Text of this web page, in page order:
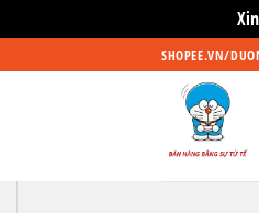
to
SHOPEE.VN/